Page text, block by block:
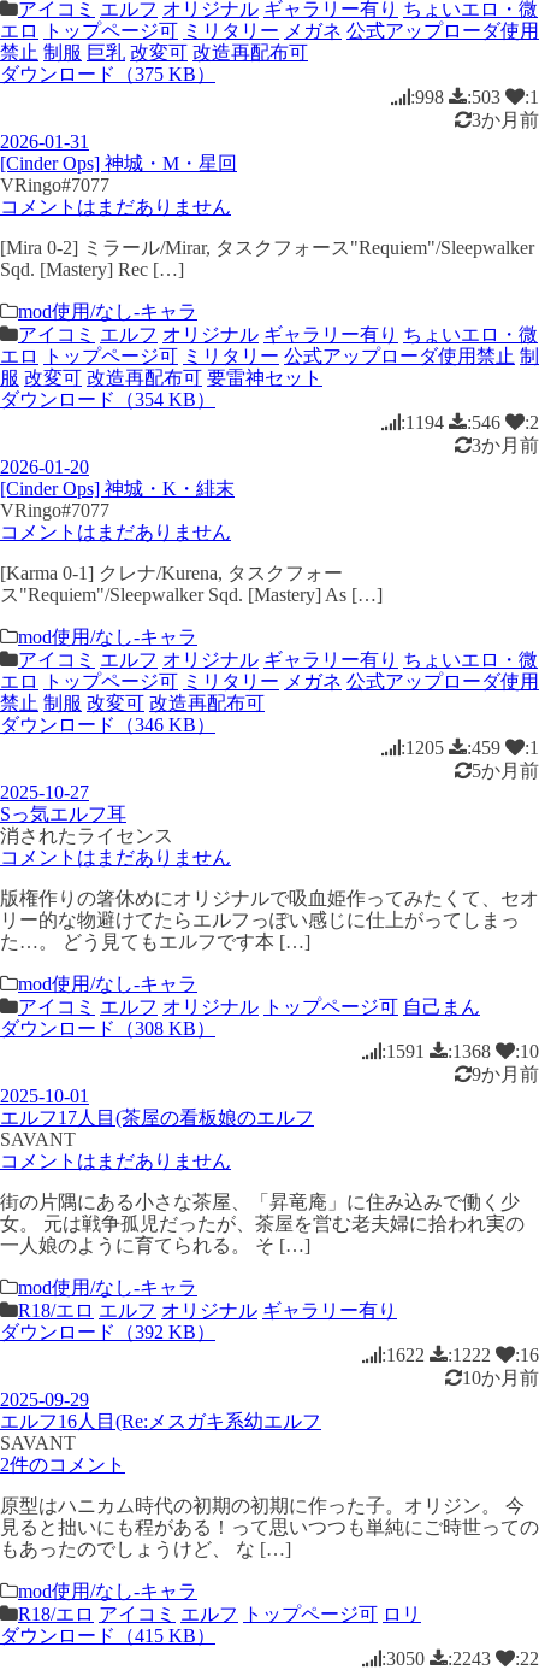
アイコミ エルフ オリジナル ギャラリー有り ちょいエロ・微
エロ
トップページ可 ミリタリー メガネ 公式アップローダ使用
禁止 制服 巨乳 改変可 改造再配布可
ダウンロード（375 KB）
:998
:503
:1
3か月前
2026-01-31
[Cinder Ops] 神城・M・星回
VRingo#7077
コメントはまだありません
[Mira 0-2] ミラール/Mirar, タスクフォース"Requiem"/Sleepwalker
Sqd. [Mastery] Rec […]
mod使用/なし-キャラ
アイコミ エルフ オリジナル ギャラリー有り ちょいエロ・微
エロ
トップページ可 ミリタリー 公式アップローダ使用禁止 制
服 改変可 改造再配布可 要雷神セット
ダウンロード（354 KB）
:1194
:546
:2
3か月前
2026-01-20
[Cinder Ops] 神城・K・緋末
VRingo#7077
コメントはまだありません
[Karma 0-1] クレナ/Kurena, タスクフォー
ス"Requiem"/Sleepwalker Sqd. [Mastery] As […]
mod使用/なし-キャラ
アイコミ エルフ オリジナル ギャラリー有り ちょいエロ・微
エロ
トップページ可 ミリタリー メガネ 公式アップローダ使用
禁止 制服 改変可 改造再配布可
ダウンロード（346 KB）
:1205
:459
:1
5か月前
2025-10-27
Sっ気エルフ耳
消されたライセンス
コメントはまだありません
版権作りの箸休めにオリジナルで吸血姫作ってみたくて、セオ
リー的な物避けてたらエルフっぽい感じに仕上がってしまっ
た…。 どう見てもエルフです本 […]
mod使用/なし-キャラ
アイコミ エルフ オリジナル トップページ可 自己まん
ダウンロード（308 KB）
:1591
:1368
:10
9か月前
2025-10-01
エルフ17人目(茶屋の看板娘のエルフ
SAVANT
コメントはまだありません
街の片隅にある小さな茶屋、「昇竜庵」に住み込みで働く少
女。 元は戦争孤児だったが、茶屋を営む老夫婦に拾われ実の
一人娘のように育てられる。 そ […]
mod使用/なし-キャラ
R18/エロ エルフ オリジナル ギャラリー有り
ダウンロード（392 KB）
:1622
:1222
:16
10か月前
2025-09-29
エルフ16人目(Re:メスガキ系幼エルフ
SAVANT
2件のコメント
原型はハニカム時代の初期の初期に作った子。オリジン。 今
見ると拙いにも程がある！って思いつつも単純にご時世っての
もあったのでしょうけど、 な […]
mod使用/なし-キャラ
R18/エロ アイコミ エルフ トップページ可 ロリ
ダウンロード（415 KB）
:3050
:2243
:22